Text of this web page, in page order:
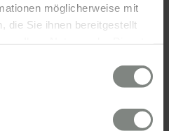
möglicherweise mit
die Sie ihnen bereitgestellt
weiterhin nutzen.